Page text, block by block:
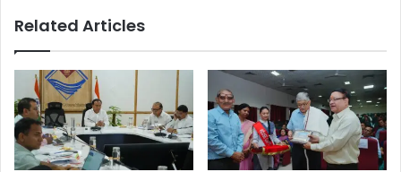
Related Articles